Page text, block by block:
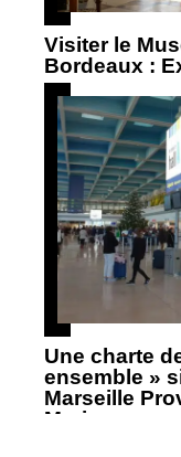
Visiter le
Bordeaux :
Une charte
ensemble »
Marseille
Marigane